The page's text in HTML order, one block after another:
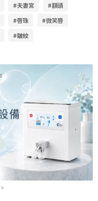
#夫妻宮
#額頭
#唇珠
#微笑唇
#皺紋